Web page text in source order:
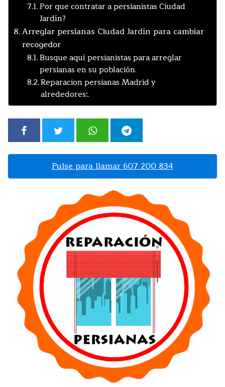
Por que contratar a persianistas Ciudad
Jardín?
Arreglar persianas Ciudad Jardín para cambiar
recogedor
Busque aquí persianistas para arreglar
persianas en su población.
Reparacion persianas Madrid y
alrededores:.
Pulse para llamar 607 200 834